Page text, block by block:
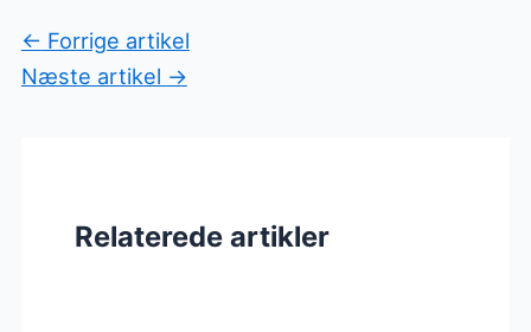
← Forrige artikel
Næste artikel →
Relaterede artikler